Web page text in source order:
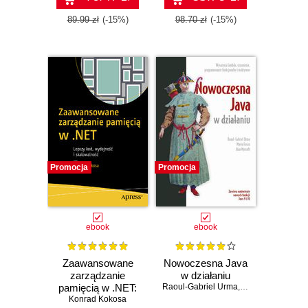
89.99 zł (-15%) 98.70 zł (-15%)
Promocja
ebook
Zaawansowane
zarządzanie
pamięcią w .NET:
Lepszy kod,
Konrad Kokosa
Promocja
ebook
Nowoczesna Java
w działaniu
Raoul-Gabriel Urma, Mario Fusco